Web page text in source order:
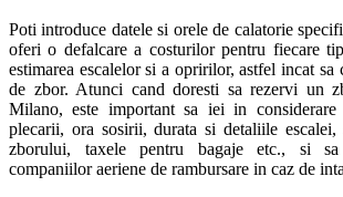
Poti introduce datele si orele de calatorie
oferi o defalcare a costurilor pentru fiecare
estimarea escalelor si a opririlor, astfel incat sa
de zbor. Atunci cand doresti sa rezervi un
Milano, este important sa iei in
plecarii, ora sosirii, durata si detaliile
zborului, taxele pentru bagaje etc., si
companiilor aeriene de rambursare in caz de